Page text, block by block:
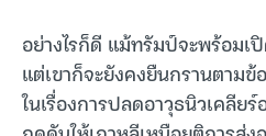
อย่างไรก็ดี แม้ทรัมป์จะพร้อมเ
แต่เขาก็จะยังคงยืนกรานตามข้
ในเรื่องการปลดอาวุธนิวเคลีย